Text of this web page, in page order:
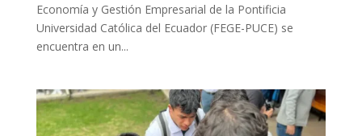
Economía y Gestión Empresarial de la Pontificia
Universidad Católica del Ecuador (FEGE-PUCE) se
encuentra en un...